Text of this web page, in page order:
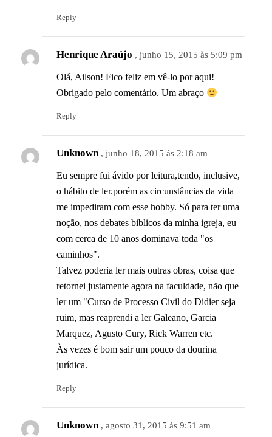
Reply
Henrique Araújo , junho 15, 2015 às 5:09 pm
Olá, Ailson! Fico feliz em vê-lo por aqui!
Obrigado pelo comentário. Um abraço
Reply
Unknown , junho 18, 2015 às 2:18 am
Eu sempre fui ávido por leitura,tendo, inclusive,
o hábito de ler.porém as circunstâncias da vida
me impediram com esse hobby. Só para ter uma
noção, nos debates biblicos da minha igreja, eu
com cerca de 10 anos dominava toda "os
caminhos".
Talvez poderia ler mais outras obras, coisa que
retornei justamente agora na faculdade, não que
ler um "Curso de Processo Civil do Didier seja
ruim, mas reaprendi a ler Galeano, Garcia
Marquez, Agusto Cury, Rick Warren etc.
Às vezes é bom sair um pouco da dourina
jurídica.
Reply
Unknown , agosto 31, 2015 às 9:51 am